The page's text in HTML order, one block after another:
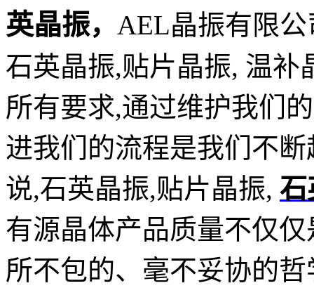
英晶振， AEL晶振有限
石英晶振,贴片晶振, 温补
所有要求,通过维护我们
进我们的流程是我们不
说,石英晶振,贴片晶振, 石
有源晶体产品质量不仅
所不包的、毫不妥协的